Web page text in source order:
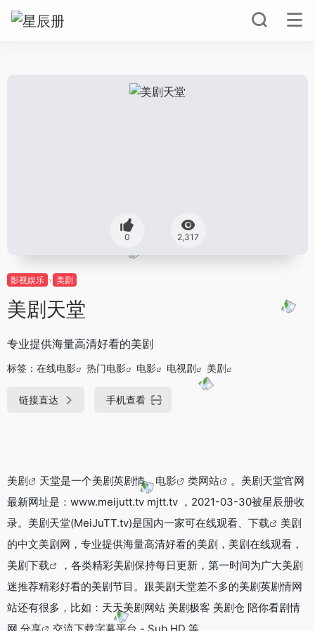
0 2,317
影视娱乐 美剧
美剧天堂
专业提供海量高清好看的美剧
标签： 在线电影 热门电影 电影 电视剧 美剧
链接直达 手机查看
美剧 天堂是一个美剧英剧情、电影 类网站
。美剧天堂官网
最新网址是：www.meijutt.tv mjtt.tv ，2021-03-30被星辰册收
录。美剧天堂(MeiJuTT.tv)是国内一家可在线观看、 下载
美剧
的中文美剧网，专业提供海量高清好看的美剧，美剧在线观看，
美剧下载
，各类精彩美剧保持每日更新，第一时间为广大美剧
迷推荐精彩好看的美剧节目。跟美剧天堂差不多的美剧英剧情网
站还有很多，比如：天天美剧网站 美剧极客 美剧仓 陪你看剧情